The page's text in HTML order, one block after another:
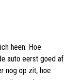
heen. Hoe
auto eerst goed af
nog op zit, hoe